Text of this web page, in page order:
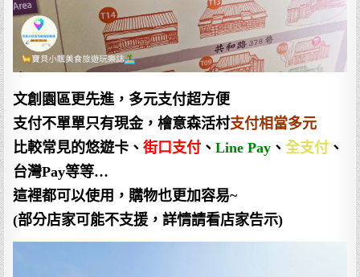
文創園區更先進，多元支付超方便
支付不單單只有現金，檜意森活村支付相當多元
比較常見的悠遊卡、街口支付 、Line Pay 、全支付 、
台灣Pay等等…
這裡都可以使用，購物也更加容易~
(部分店家可能不支援，詳情請看店家告示)